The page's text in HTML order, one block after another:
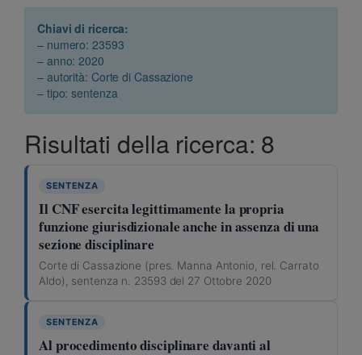
Chiavi di ricerca:
– numero: 23593
– anno: 2020
– autorità: Corte di Cassazione
– tipo: sentenza
Risultati della ricerca: 8
SENTENZA
Il CNF esercita legittimamente la propria
funzione giurisdizionale anche in assenza di una
sezione disciplinare
Corte di Cassazione (pres. Manna Antonio, rel. Carrato
Aldo), sentenza n. 23593 del 27 Ottobre 2020
SENTENZA
Al procedimento disciplinare davanti al